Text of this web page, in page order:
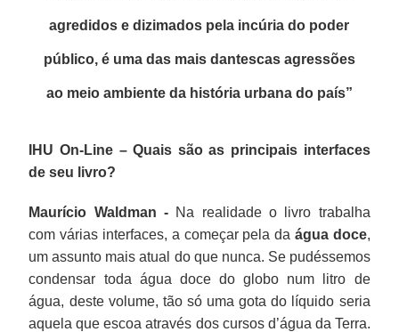
agredidos e dizimados pela incúria do poder
público, é uma das mais dantescas agressões
ao meio ambiente da história urbana do país”
IHU On-Line – Quais são as principais interfaces
de seu livro?
Maurício Waldman - Na realidade o livro trabalha
com várias interfaces, a começar pela da água doce,
um assunto mais atual do que nunca. Se pudéssemos
condensar toda água doce do globo num litro de
água, deste volume, tão só uma gota do líquido seria
aquela que escoa através dos cursos d’água da Terra.